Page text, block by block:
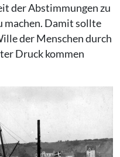
der Abstimmungen zu
machen. Damit sollte
der Menschen durch
Druck kommen